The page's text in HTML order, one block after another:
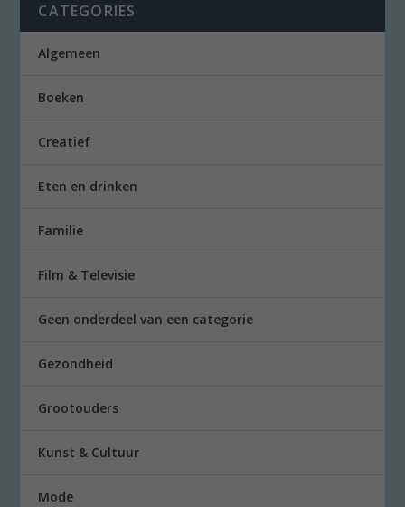
CATEGORIES
Algemeen
Boeken
Creatief
Eten en drinken
Familie
Film & Televisie
Geen onderdeel van een categorie
Gezondheid
Grootouders
Kunst & Cultuur
Mode